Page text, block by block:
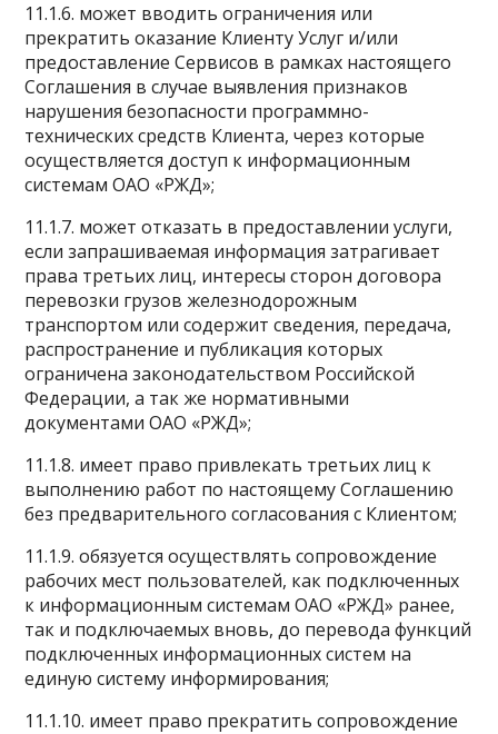
11.1.6. может вводить ограничения или
прекратить оказание Клиенту Услуг и/или
предоставление Сервисов в рамках настоящего
Соглашения в случае выявления признаков
нарушения безопасности программно-
технических средств Клиента, через которые
осуществляется доступ к информационным
системам ОАО «РЖД»;
11.1.7. может отказать в предоставлении услуги,
если запрашиваемая информация затрагивает
права третьих лиц, интересы сторон договора
перевозки грузов железнодорожным
транспортом или содержит сведения, передача,
распространение и публикация которых
ограничена законодательством Российской
Федерации, а так же нормативными
документами ОАО «РЖД»;
11.1.8. имеет право привлекать третьих лиц к
выполнению работ по настоящему Соглашению
без предварительного согласования с Клиентом;
11.1.9. обязуется осуществлять сопровождение
рабочих мест пользователей, как подключенных
к информационным системам ОАО «РЖД» ранее,
так и подключаемых вновь, до перевода функций
подключенных информационных систем на
единую систему информирования;
11.1.10. имеет право прекратить сопровождение